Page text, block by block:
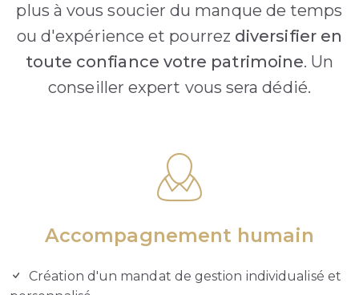
plus à vous soucier du manque de temps
ou d'expérience et pourrez diversifier en
toute confiance votre patrimoine. Un
conseiller expert vous sera dédié.
Accompagnement humain
Création d'un mandat de gestion individualisé et